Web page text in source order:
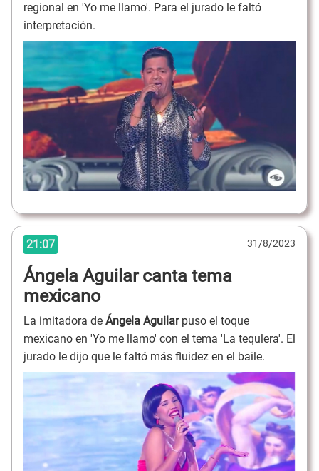
regional en 'Yo me llamo'. Para el jurado le faltó
interpretación.
21:07 31/8/2023
Ángela Aguilar canta tema
mexicano
La imitadora de Ángela Aguilarpuso el toque
mexicano en 'Yo me llamo' con el tema 'La tequlera'. El
jurado le dijo que le faltó más fluidez en el baile.